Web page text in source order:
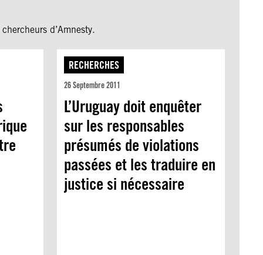
d’Amnesty.
RECHERCHES
26 Septembre 2011
L’Uruguay doit enquêter
sur les responsables
présumés de violations
passées et les traduire en
justice si nécessaire